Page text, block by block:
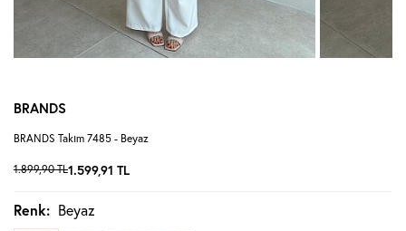
BRANDS
BRANDS Takım 7485 - Beyaz
1.899,90TL1.599,91 TL
Renk: Beyaz